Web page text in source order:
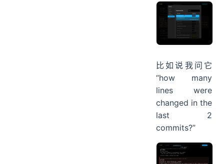
比如说我问它
“how many
lines were
changed in the
last 2
commits?”